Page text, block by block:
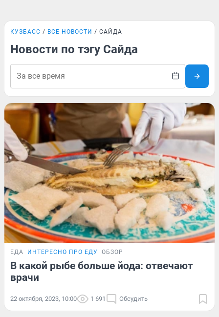
КУЗБАСС ВСЕ НОВОСТИ САЙДА
Новости по тэгу Сайда
ЕДА ИНТЕРЕСНО ПРО ЕДУ ОБЗОР
В какой рыбе больше йода: отвечают
врачи
22 октября, 2023, 10:00 1 691 Обсудить